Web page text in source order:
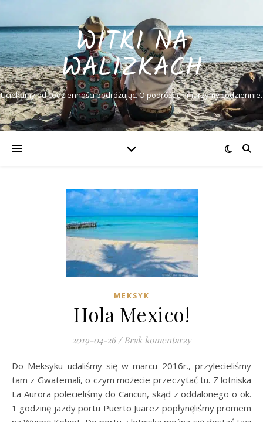
WITKI NA
WALIZKACH
Uciekamy od codzienności podróżując. O podróżach marzymy codziennie.
MEKSYK
Hola Mexico!
2019-04-26 / Brak komentarzy
Do Meksyku udaliśmy się w marcu 2016r., przylecieliśmy
tam z Gwatemali, o czym możecie przeczytać tu. Z lotniska
La Aurora polecieliśmy do Cancun, skąd z oddalonego o ok.
1 godzinę jazdy portu Puerto Juarez popłynęliśmy promem